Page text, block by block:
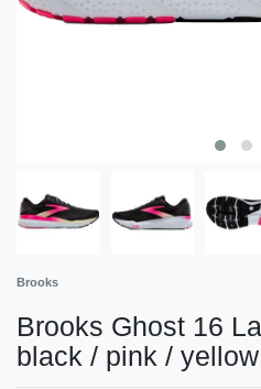
Brooks
Brooks Ghost 16
black / pink / yellow